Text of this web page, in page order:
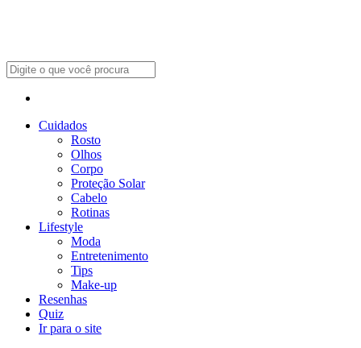
Cuidados
Rosto
Olhos
Corpo
Proteção Solar
Cabelo
Rotinas
Lifestyle
Moda
Entretenimento
Tips
Make-up
Resenhas
Quiz
Ir para o site